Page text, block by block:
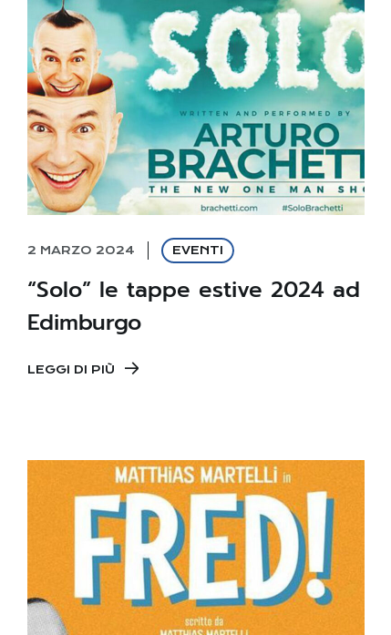
2 MARZO 2024 EVENTI
“Solo” le tappe estive 2024 ad
Edimburgo
LEGGI DI PIÙ